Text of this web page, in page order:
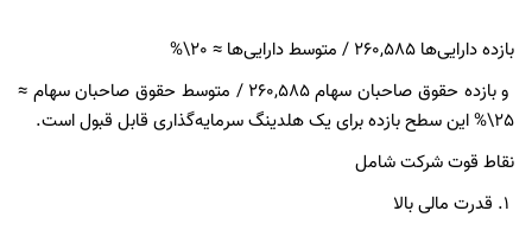
بازده دارایی‌ها 260,585 / متوسط دارایی‌ها ≈ 20\%
و بازده حقوق صاحبان سهام 260,585 / متوسط حقوق صاحبان سهام ≈
25\% این سطح بازده برای یک هلدینگ سرمایه‌گذاری قابل قبول است.
نقاط قوت شرکت شامل
۱. قدرت مالی بالا